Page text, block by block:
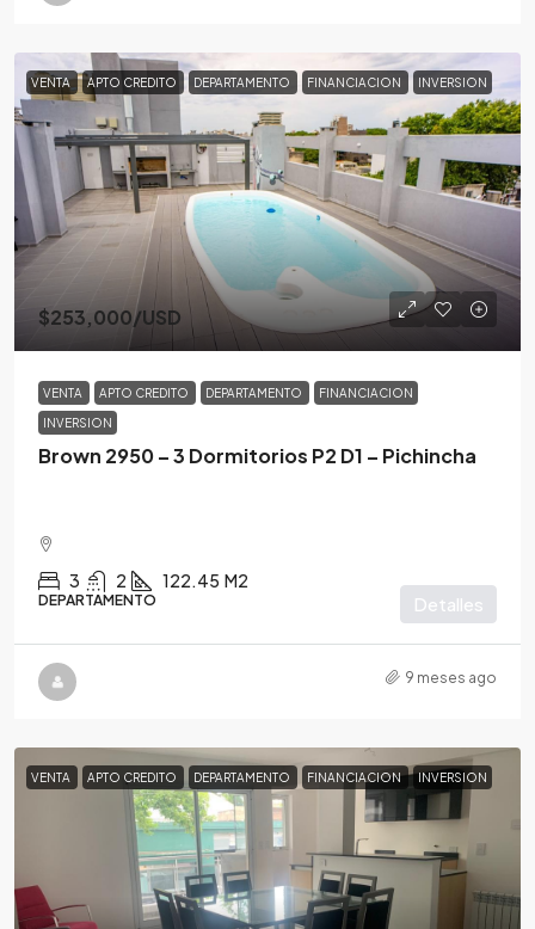
VENTA APTO CREDITO DEPARTAMENTO FINANCIACION INVERSION
$253,000/USD
VENTA APTO CREDITO DEPARTAMENTO FINANCIACION
INVERSION
Brown 2950 – 3 Dormitorios P2 D1 – Pichincha
3 2 122.45 M2
DEPARTAMENTO Detalles
9 meses ago
VENTA APTO CREDITO DEPARTAMENTO FINANCIACION INVERSION